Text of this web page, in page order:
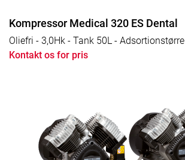
Kompressor Medical 320 ES Dental
Oliefri - 3,0Hk - Tank 50L - Adsortionstørre
Kontakt os for pris